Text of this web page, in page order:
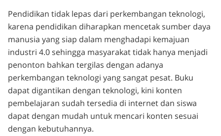
Pendidikan tidak lepas dari perkembangan teknologi,
karena pendidikan diharapkan mencetak sumber daya
manusia yang siap dalam menghadapi kemajuan
industri 4.0 sehingga masyarakat tidak hanya menjadi
penonton bahkan tergilas dengan adanya
perkembangan teknologi yang sangat pesat. Buku
dapat digantikan dengan teknologi, kini konten
pembelajaran sudah tersedia di internet dan siswa
dapat dengan mudah untuk mencari konten sesuai
dengan kebutuhannya.